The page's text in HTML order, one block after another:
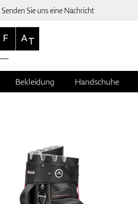
Senden Sie uns eine Nachricht
Bekleidung Handschuhe